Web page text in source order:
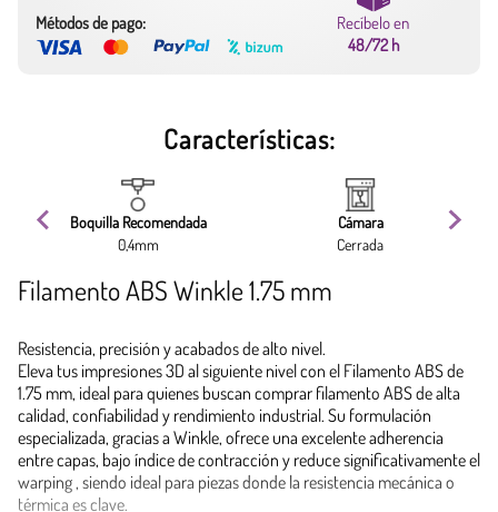
Métodos de pago:
Recíbelo en
48/72 h
Características:
Boquilla Recomendada
0,4mm
Cámara
Cerrada
Filamento ABS Winkle 1.75 mm
Resistencia, precisión y acabados de alto nivel.
Eleva tus impresiones 3D al siguiente nivel con el Filamento ABS de
1.75 mm, ideal para quienes buscan comprar filamento ABS de alta
calidad, confiabilidad y rendimiento industrial. Su formulación
especializada, gracias a Winkle, ofrece una excelente adherencia
entre capas, bajo índice de contracción y reduce significativamente el
warping , siendo ideal para piezas donde la resistencia mecánica o
térmica es clave.